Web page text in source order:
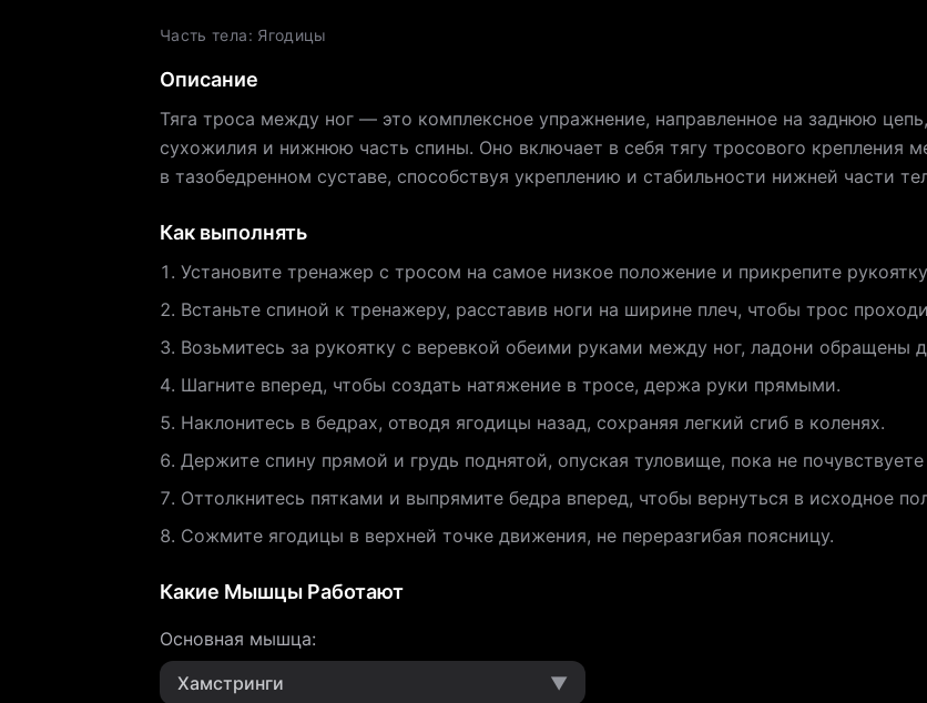
Часть тела: Ягодицы
Описание
Тяга троса между ног — это комплексное упражнение, направленное на заднюю
сухожилия и нижнюю часть спины. Оно включает в себя тягу тросового крепления
в тазобедренном суставе, способствуя укреплению и стабильности нижней части
Как выполнять
Установите тренажер с тросом на самое низкое положение и прикрепите
Встаньте спиной к тренажеру, расставив ноги на ширине плеч, чтобы трос
Возьмитесь за рукоятку с веревкой обеими руками между ног, ладони обращены
Шагните вперед, чтобы создать натяжение в тросе, держа руки прямыми.
Наклонитесь в бедрах, отводя ягодицы назад, сохраняя легкий сгиб в коленях.
Держите спину прямой и грудь поднятой, опуская туловище, пока не
Оттолкнитесь пятками и выпрямите бедра вперед, чтобы вернуться в исходное
Сожмите ягодицы в верхней точке движения, не переразгибая поясницу.
Какие Мышцы Работают
Основная мышца:
Хамстринги
▼